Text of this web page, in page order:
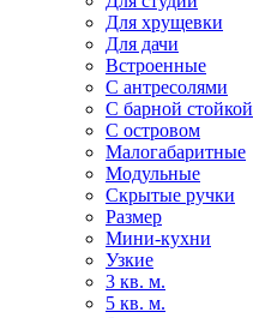
Для хрущевки
Для дачи
Встроенные
С антресолями
С барной стойкой
С островом
Малогабаритные
Модульные
Скрытые ручки
Размер
Мини-кухни
Узкие
3 кв. м.
5 кв. м.